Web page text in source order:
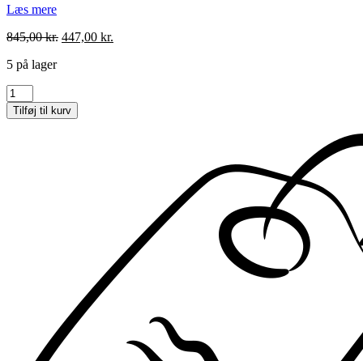
Læs mere
845,00kr. 447,00 kr.
5 på lager
Total
Eye
3-
Tilføj til kurv